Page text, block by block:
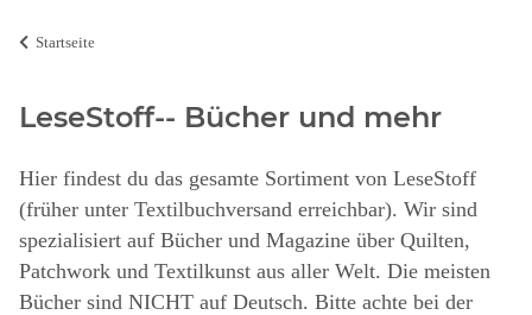
Startseite
LeseStoff-- Bücher und mehr
Hier findest du das gesamte Sortiment von LeseStoff
(früher unter Textilbuchversand erreichbar). Wir sind
spezialisiert auf Bücher und Magazine über Quilten,
Patchwork und Textilkunst aus aller Welt. Die meisten
Bücher sind NICHT auf Deutsch. Bitte achte bei der